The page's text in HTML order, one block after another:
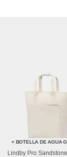
+ BOTELLA DE AGUA
Lindby Pro Sandstone